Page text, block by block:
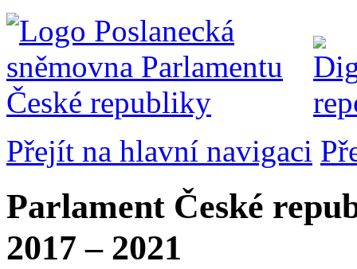
Přejít na hlavní navigaci
Parlament České
2017 – 2021